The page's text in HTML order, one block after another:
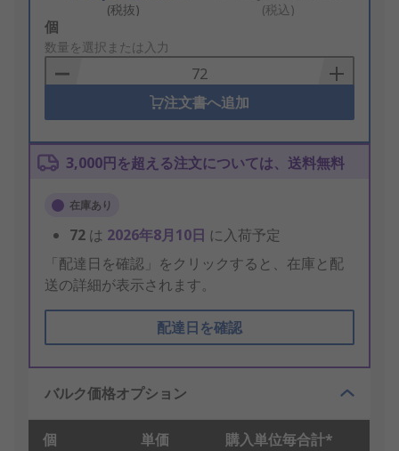
(税抜) (税込)
Add
to
Basket
個
数量を選択または入力
注文書へ追加
3,000円を超える注文については、送料無料
在庫あり
72 は 2026年8月10日 に入荷予定
「配達日を確認」をクリックすると、在庫と配
送の詳細が表示されます。
配達日を確認
バルク価格オプション
個 単価 購入単位毎合計*